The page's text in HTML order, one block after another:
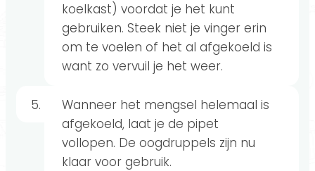
koelkast) voordat je het kunt
gebruiken. Steek niet je vinger erin
om te voelen of het al afgekoeld is
want zo vervuil je het weer.
Wanneer het mengsel helemaal is
afgekoeld, laat je de pipet
vollopen. De oogdruppels zijn nu
klaar voor gebruik.